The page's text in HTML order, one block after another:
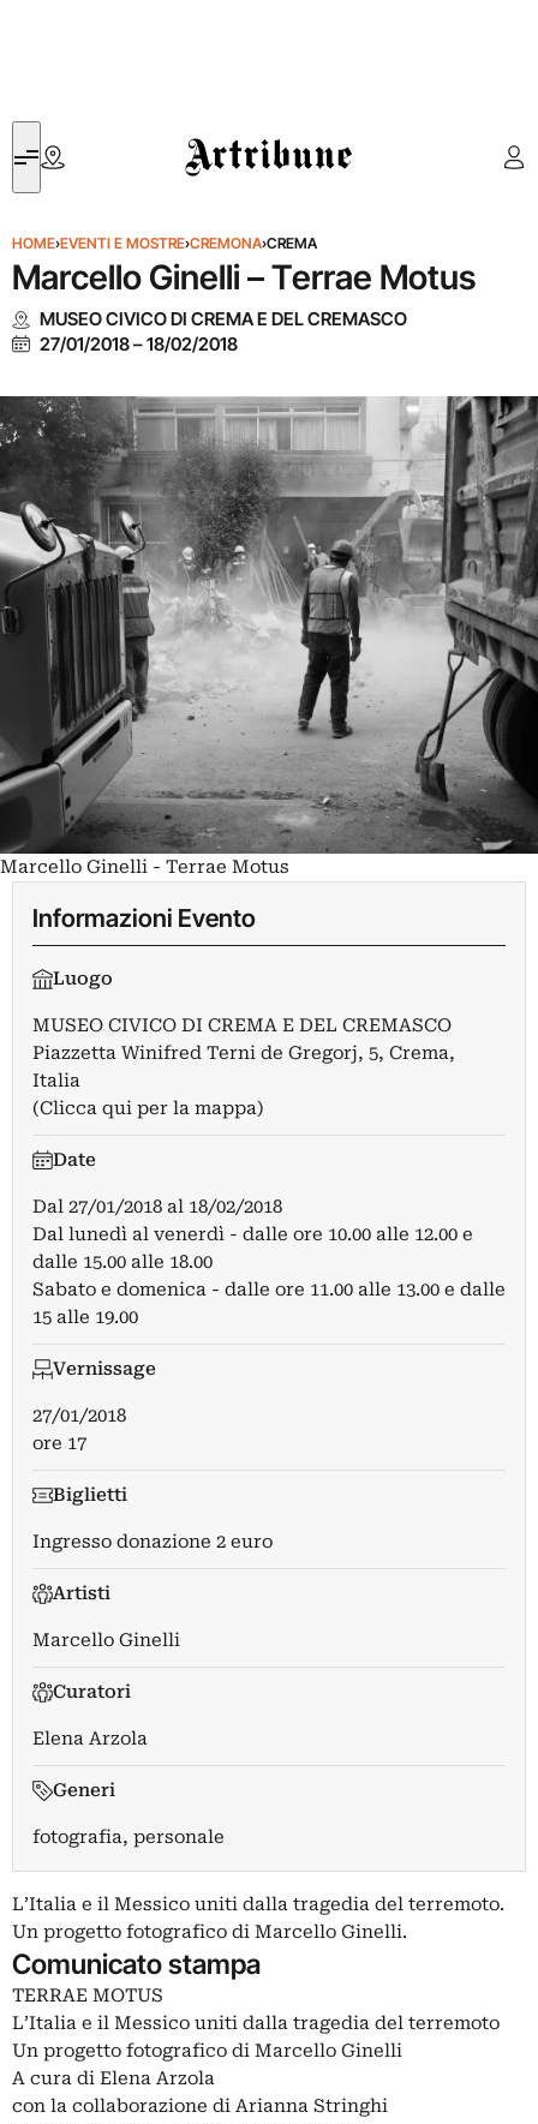
Artribune
HOME›EVENTI E MOSTRE›CREMONA›CREMA
Marcello Ginelli – Terrae Motus
MUSEO CIVICO DI CREMA E DEL CREMASCO
27/01/2018–18/02/2018
Marcello Ginelli - Terrae Motus
Informazioni Evento
Luogo
MUSEO CIVICO DI CREMA E DEL CREMASCO
Piazzetta Winifred Terni de Gregorj, 5, Crema,
Italia
(Clicca qui per la mappa)
Date
Dal 27/01/2018 al 18/02/2018
Dal lunedì al venerdì - dalle ore 10.00 alle 12.00 e
dalle 15.00 alle 18.00
Sabato e domenica - dalle ore 11.00 alle 13.00 e dalle
15 alle 19.00
Vernissage
27/01/2018
ore 17
Biglietti
Ingresso donazione 2 euro
Artisti
Marcello Ginelli
Curatori
Elena Arzola
Generi
fotografia, personale
L’Italia e il Messico uniti dalla tragedia del terremoto.
Un progetto fotografico di Marcello Ginelli.
Comunicato stampa
TERRAE MOTUS
L’Italia e il Messico uniti dalla tragedia del terremoto
Un progetto fotografico di Marcello Ginelli
A cura di Elena Arzola
con la collaborazione di Arianna Stringhi